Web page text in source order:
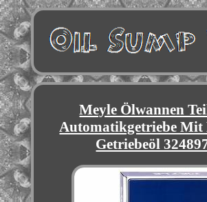
Meyle Ölwannen
Automatikgetriebe
Getriebeöl